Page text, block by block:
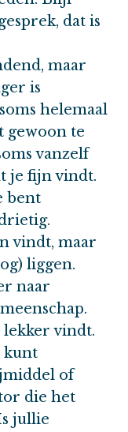
dat is
maar
is
helemaal
gewoon te
vanzelf
je fijn vindt.
bent
vindt, maar
liggen.
naar
lekker vindt.
kunt
of
die het
jullie